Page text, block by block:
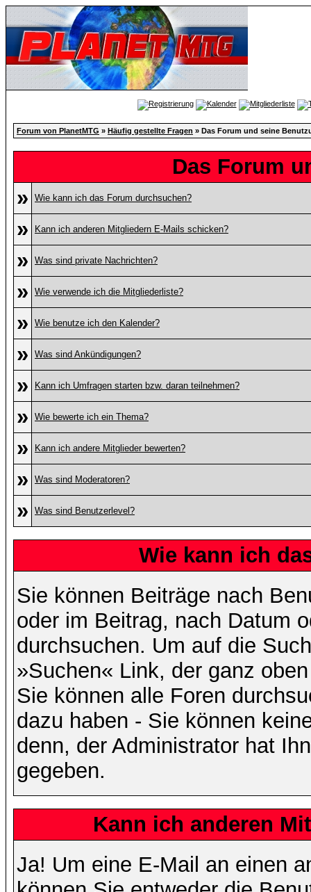
Forum von PlanetMTG » Häufig gestellte Fragen » Das Forum und seine
Das Forum
»
Wie kann ich das Forum durchsuchen?
» Kann ich anderen Mitgliedern E-Mails schicken?
» Was sind private Nachrichten?
» Wie verwende ich die Mitgliederliste?
» Wie benutze ich den Kalender?
» Was sind Ankündigungen?
» Kann ich Umfragen starten bzw. daran teilnehmen?
» Wie bewerte ich ein Thema?
» Kann ich andere Mitglieder bewerten?
» Was sind Moderatoren?
» Was sind Benutzerlevel?
Wie kann ich
Sie können Beiträge nach
oder im Beitrag, nach Datum
durchsuchen. Um auf die
»Suchen« Link, der ganz
Sie können alle Foren
dazu haben - Sie können
denn, der Administrator hat
gegeben.
Kann ich anderen
Ja! Um eine E-Mail an einen